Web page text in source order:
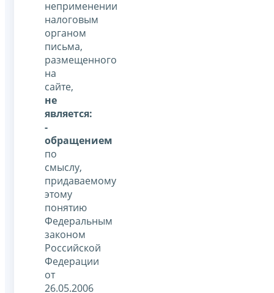
неприменении
налоговым
органом
письма,
размещенного
на
сайте,
не
является:
-
обращением
по
смыслу,
придаваемому
этому
понятию
Федеральным
законом
Российской
Федерации
от
26.05.2006